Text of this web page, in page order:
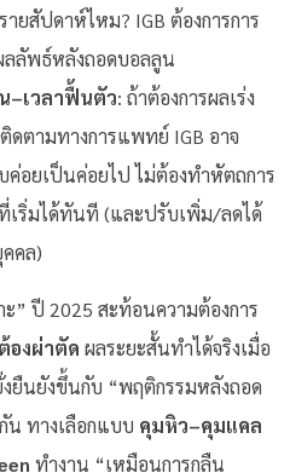
ยสัปดาห์ไหม? IGB ต้องการการ
ลลัพธ์หลังถอดบอลลูน
–เวลาฟื้นตัว: ถ้าต้องการผลเร่ง
ดตามทางการแพทย์ IGB อาจ
ค่อยเป็นค่อยไป ไม่ต้องทำหัตถการ
เริ่มได้ทันที (และปรับเพิ่ม/ลดได้
คล)
” ปี 2025 สะท้อนความต้องการ
องผ่าตัด ผลระยะสั้นทำได้จริงเมื่อ
ยืนยังขึ้นกับ “พฤติกรรมหลังถอด
ทางเลือกแบบ คุมหิว–คุมแคล
ทำงาน “เหมือนการกลืน